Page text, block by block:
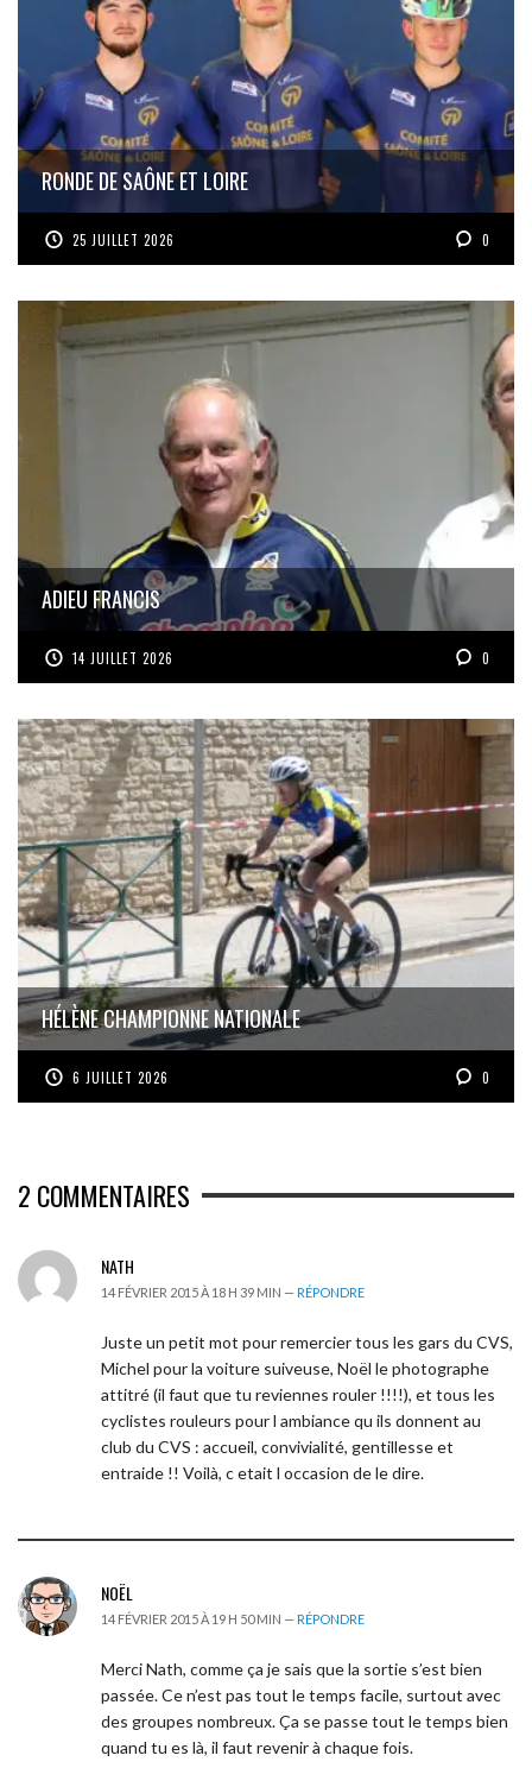
RONDE DE SAÔNE ET LOIRE
25 JUILLET 2026 0
ADIEU FRANCIS
14 JUILLET 2026 0
HÉLÈNE CHAMPIONNE NATIONALE
6 JUILLET 2026 0
2 COMMENTAIRES
NATH
14 FÉVRIER 2015 À 18 H 39 MIN — RÉPONDRE
Juste un petit mot pour remercier tous les gars du CVS,
Michel pour la voiture suiveuse, Noël le photographe
attitré (il faut que tu reviennes rouler !!!!), et tous les
cyclistes rouleurs pour l ambiance qu ils donnent au
club du CVS : accueil, convivialité, gentillesse et
entraide !! Voilà, c etait l occasion de le dire.
NOËL
14 FÉVRIER 2015 À 19 H 50 MIN — RÉPONDRE
Merci Nath, comme ça je sais que la sortie s’est bien
passée. Ce n’est pas tout le temps facile, surtout avec
des groupes nombreux. Ça se passe tout le temps bien
quand tu es là, il faut revenir à chaque fois.